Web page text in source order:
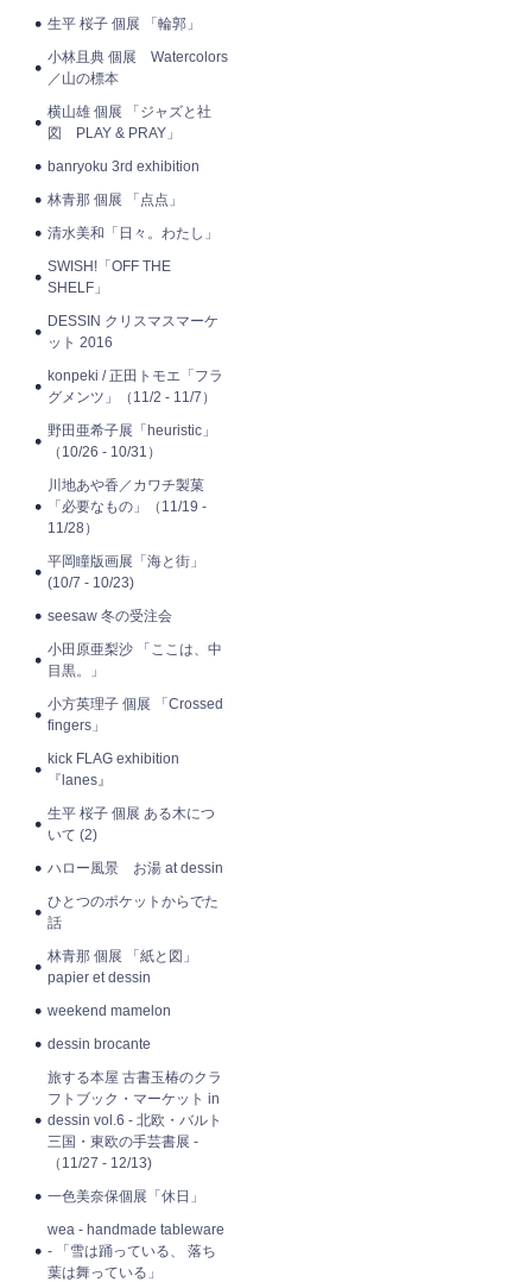
生平 桜子 個展 「輪郭」
小林且典 個展 Watercolors
／山の標本
横山雄 個展 「ジャズと社
図 PLAY & PRAY」
banryoku 3rd exhibition
林青那 個展 「点点」
清水美和「日々。わたし」
SWISH!「OFF THE
SHELF」
DESSIN クリスマスマーケ
ット 2016
konpeki / 正田トモエ「フラ
グメンツ」（11/2 - 11/7）
野田亜希子展「heuristic」
（10/26 - 10/31）
川地あや香／カワチ製菓
「必要なもの」（11/19 -
11/28）
平岡瞳版画展「海と街」
(10/7 - 10/23)
seesaw 冬の受注会
小田原亜梨沙 「ここは、中
目黒。」
小方英理子 個展 「Crossed
fingers」
kick FLAG exhibition
『lanes』
生平 桜子 個展 ある木につ
いて (2)
ハロー風景 お湯 at dessin
ひとつのポケットからでた
話
林青那 個展 「紙と図」
papier et dessin
weekend mamelon
dessin brocante
旅する本屋 古書玉椿のクラ
フトブック・マーケット in
dessin vol.6 - 北欧・バルト
三国・東欧の手芸書展 -
（11/27 - 12/13)
一色美奈保個展「休日」
wea - handmade tableware
- 「雪は踊っている、 落ち
葉は舞っている」